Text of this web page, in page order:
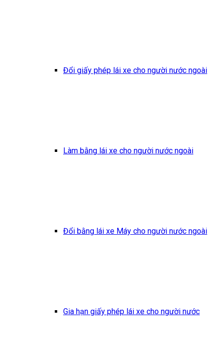
Đổi giấy phép lái xe cho người nước ngoài
Làm bằng lái xe cho người nước ngoài
Đổi bằng lái xe Máy cho người nước ngoài
Gia hạn giấy phép lái xe cho người nước